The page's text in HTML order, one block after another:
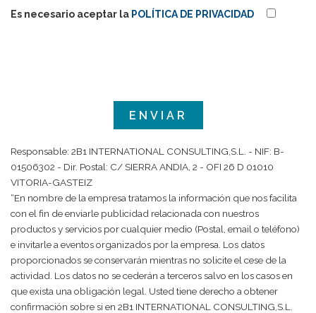
Es necesario aceptar la POLÍTICA DE PRIVACIDAD
Responsable: 2B1 INTERNATIONAL CONSULTING,S.L. - NIF: B-
01506302 - Dir. Postal: C/ SIERRA ANDIA, 2 - OFI 26 D 01010
VITORIA-GASTEIZ
“En nombre de la empresa tratamos la información que nos facilita
con el fin de enviarle publicidad relacionada con nuestros
productos y servicios por cualquier medio (Postal, email o teléfono)
e invitarle a eventos organizados por la empresa. Los datos
proporcionados se conservarán mientras no solicite el cese de la
actividad. Los datos no se cederán a terceros salvo en los casos en
que exista una obligación legal. Usted tiene derecho a obtener
confirmación sobre si en 2B1 INTERNATIONAL CONSULTING,S.L.